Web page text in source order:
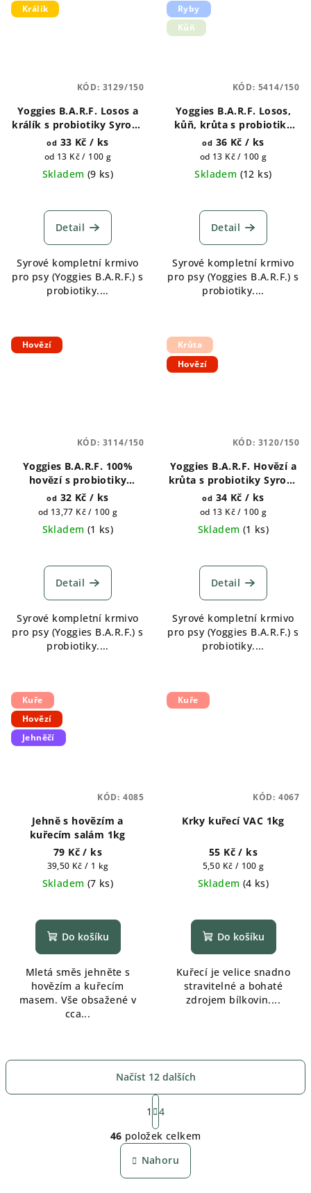
Králík
Yoggies B.A.R.F. Losos a
králík s probiotiky Syrové
maso pro psy 150g, 700g,
1300g,1800g
od 33 Kč / ks
Měrná
cena:
od 13 Kč / 100 g
Skladem (9 ks)
hodnocení
produktu
z
5
hvězdiček.
Detail
Syrové kompletní krmivo
pro psy (Yoggies B.A.R.F.) s
probiotiky....
KÓD: 3129/150
Ryby
Kůň
Yoggies B.A.R.F. Losos,
kůň, krůta s probiotiky
Syrové maso pro psy
150g, 700g, 1300g, 1800g
od 36 Kč / ks
Měrná
cena:
od 13 Kč / 100 g
Skladem (12 ks)
Detail
Syrové kompletní krmivo
pro psy (Yoggies B.A.R.F.) s
probiotiky....
KÓD: 5414/150
Hovězí
Yoggies B.A.R.F. 100%
hovězí s probiotiky
Syrové maso pro psy
150g, 700g, 1300g, 1800g
od 32 Kč / ks
Měrná
cena:
od 13,77 Kč / 100 g
Skladem (1 ks)
Detail
Syrové kompletní krmivo
pro psy (Yoggies B.A.R.F.) s
probiotiky....
KÓD: 3114/150
Krůta
Hovězí
Yoggies B.A.R.F. Hovězí a
krůta s probiotiky Syrové
maso pro psy 150g, 700g,
1300g, 1800g
od 34 Kč / ks
Měrná
cena:
od 13 Kč / 100 g
Skladem (1 ks)
Detail
Syrové kompletní krmivo
pro psy (Yoggies B.A.R.F.) s
probiotiky....
KÓD: 3120/150
Kuře
Hovězí
Jehněčí
Jehně s hovězím a
kuřecím salám 1kg
79 Kč/ ks
Měrná
cena:
39,50 Kč / 1 kg
Skladem (7 ks)
Do košíku
Mletá směs jehněte s
hovězím a kuřecím
masem. Vše obsažené v
cca...
KÓD: 4085
Kuře
Krky kuřecí VAC 1kg
55 Kč/ ks
Měrná
cena:
5,50 Kč / 100 g
Skladem (4 ks)
Do košíku
Kuřecí je velice snadno
stravitelné a bohaté
zdrojem bílkovin....
KÓD: 4067
O
v
l
á
Načíst 12 dalších
S
t
r
á
n
k
o
1
4
46 položek celkem
Nahoru